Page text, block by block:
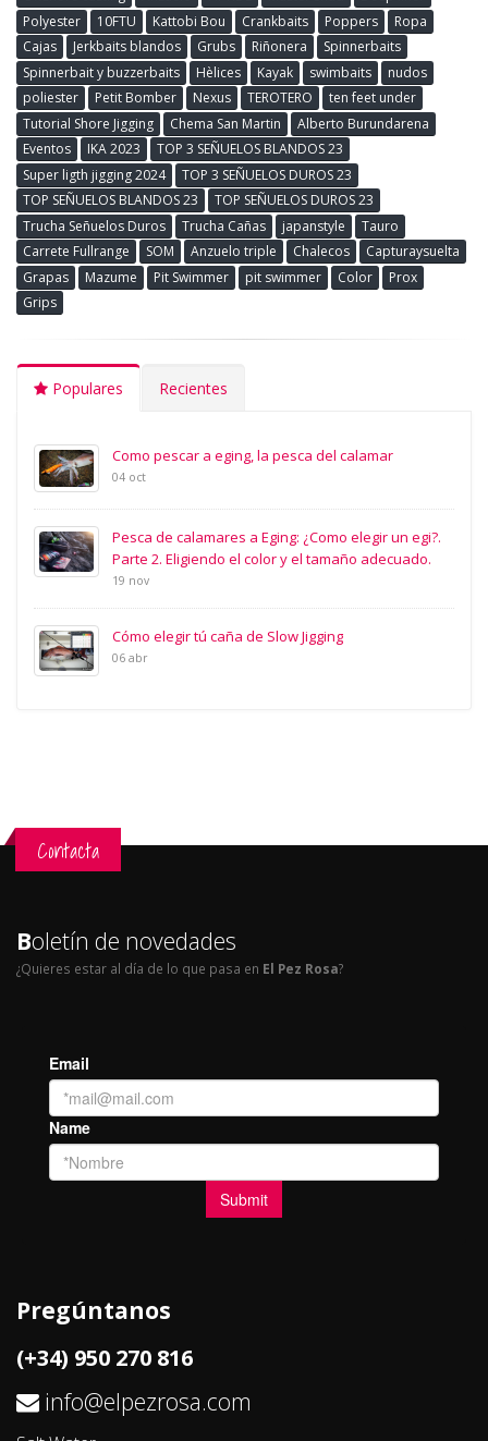
Polyester
10FTU Kattobi Bou Crankbaits Poppers
Ropa
Cajas
Jerkbaits blandos Grubs Riñonera
Spinnerbaits
Spinnerbait y buzzerbaits
Hèlices Kayak swimbaits
nudos
poliester
Petit Bomber Nexus TEROTERO
ten feet under
Tutorial Shore Jigging
Chema San Martin
Alberto Burundarena
Eventos
IKA 2023
TOP 3 SEÑUELOS BLANDOS 23
Super ligth jigging 2024
TOP 3 SEÑUELOS DUROS 23
TOP SEÑUELOS BLANDOS 23
TOP SEÑUELOS DUROS 23
Trucha Señuelos Duros
Trucha Cañas japanstyle
Tauro
Carrete Fullrange
SOM Anzuelo triple Chalecos
Capturaysuelta
Grapas
Mazume Pit Swimmer pit swimmer Color
Prox
Grips
Populares Recientes
Como pescar a eging, la pesca del calamar
04 oct
Pesca de calamares a Eging: ¿Como elegir un egi?.
Parte 2. Eligiendo el color y el tamaño adecuado.
19 nov
Cómo elegir tú caña de Slow Jigging
06 abr
Contacta
Boletín de novedades
¿Quieres estar al día de lo que pasa en El Pez Rosa?
Pregúntanos
(+34) 950 270 816
info@elpezrosa.com